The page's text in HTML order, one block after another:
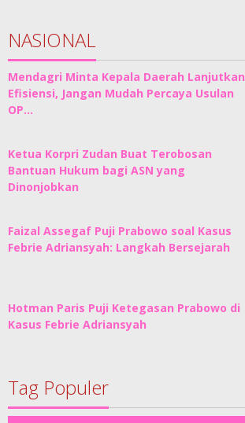
NASIONAL
Mendagri Minta Kepala Daerah Lanjutkan
Efisiensi, Jangan Mudah Percaya Usulan
OP…
Ketua Korpri Zudan Buat Terobosan
Bantuan Hukum bagi ASN yang
Dinonjobkan
Faizal Assegaf Puji Prabowo soal Kasus
Febrie Adriansyah: Langkah Bersejarah
Hotman Paris Puji Ketegasan Prabowo di
Kasus Febrie Adriansyah
Tag Populer